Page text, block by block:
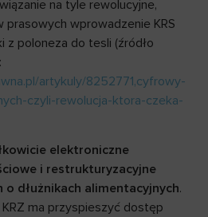
na tyle rewolucyjne,
prasowych wprowadzenie KRS
z poloneza do tesli (źródło
artykuly/8252771,cyfrowy-
czyli-rewolucja-ktora-czeka-
elektroniczne
i restrukturyzacyjne
dłużnikach alimentacyjnych.
ma przyspieszyć dostęp